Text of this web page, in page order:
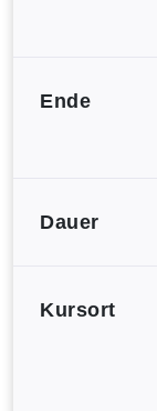
Ende
Dauer
Kursort